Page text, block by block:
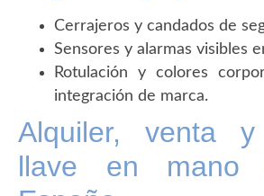
Cerrajeros y candados de
Sensores y alarmas visibles
Rotulación y colores
integración de marca.
Alquiler, venta
llave en mano